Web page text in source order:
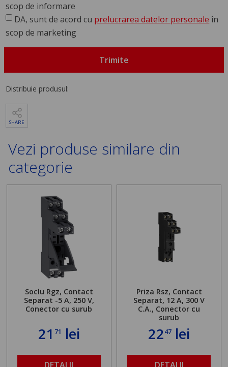
scop de informare
DA, sunt de acord cu prelucrarea datelor personale în
scop de marketing
Trimite
Distribuie produsul:
SHARE
Vezi produse similare din
categorie
Soclu Rgz, Contact
Separat -5 A, 250 V,
Conector cu surub
21 71 lei
Priza Rsz, Contact
Separat, 12 A, 300 V
C.A., Conector cu
surub
2247 lei